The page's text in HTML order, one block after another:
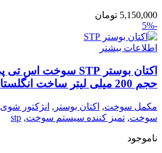
5,150,000 تومان
-5%
اطلاعات بیشتر
حجم 200 میلی لیتر ساخت انگلستان
مکمل سوخت, اکتان بوستر , انژکتور شوی
سوخت, تمیز کننده سیستم سوخت,
stp
ناموجود